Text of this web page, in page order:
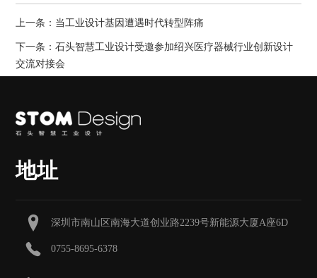
上一条： 当工业设计基因遭遇时代转型阵痛
下一条：石头智慧工业设计受邀参加绍兴医疗器械行业创新设计
交流对接会
地址
深圳市南山区南海大道创业路2239号新能源大厦A座6D
0755-8695-6378